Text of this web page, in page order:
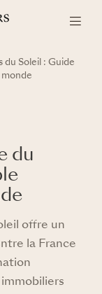
du Soleil : Guide
du
offre un
la France